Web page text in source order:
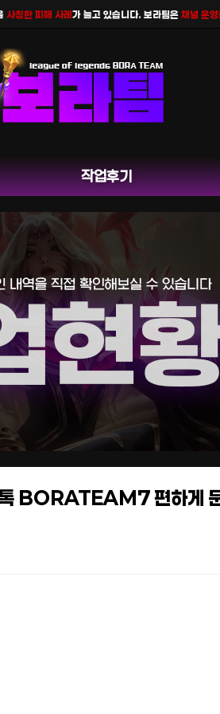
한 피해 사례가 늘고 있습니다. 보라팀은채널 운영을 하
작업후기
BORATEAM7 편하게